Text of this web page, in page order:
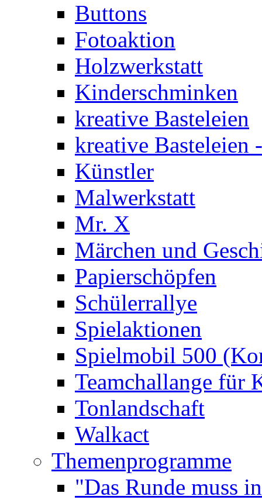
Buttons
Fotoaktion
Holzwerkstatt
Kinderschminken
kreative Basteleien
kreative Basteleien
Künstler
Malwerkstatt
Mr. X
Märchen und
Papierschöpfen
Schülerrallye
Spielaktionen
Spielmobil 500
Teamchallange für
Tonlandschaft
Walkact
Themenprogramme
"Das Runde muss